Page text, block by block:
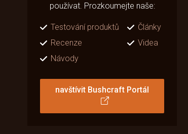
používat. Prozkoumejte naše:
Testování produktů
Články
Recenze
Videa
Návody
navštívit Bushcraft Portál